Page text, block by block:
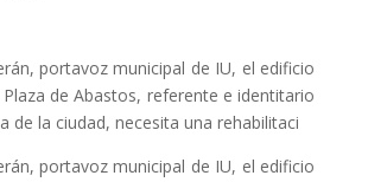
portavoz municipal de IU, el edificio
de Abastos, referente e identitario
de la ciudad, necesita una rehabilitaci
portavoz municipal de IU, el edificio